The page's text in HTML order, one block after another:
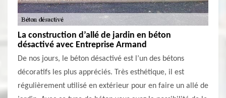
La construction d’allé de jardin en béton
désactivé avec Entreprise Armand
De nos jours, le béton désactivé est l’un des bétons
décoratifs les plus appréciés. Très esthétique, il est
régulièrement utilisé en extérieur pour en faire un allé de